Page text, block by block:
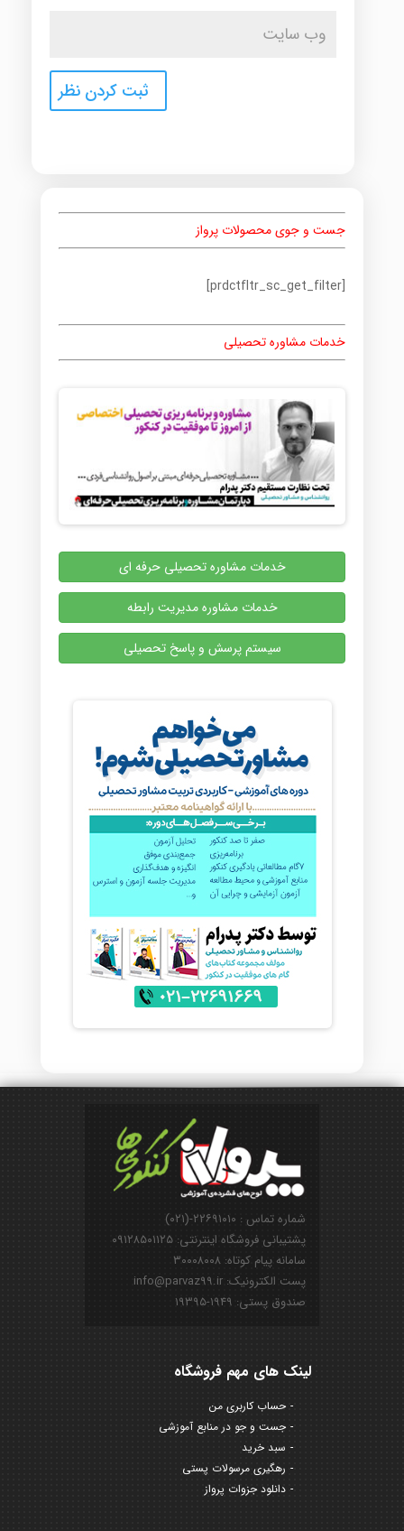
جست و جوی محصولات پرواز
[prdctfltr_sc_get_filter]
خدمات مشاوره تحصیلی
خدمات مشاوره تحصیلی حرفه ای
خدمات مشاوره مدیریت رابطه
سیستم پرسش و پاسخ تحصیلی
شماره تماس : ۲۲۶۹۱۰۱۰-(۰۲۱)
پشتیبانی فروشگاه اینترنتی: ۰۹۱۲۸۵۰۱۱۲۵
سامانه پیام کوتاه: ۳۰۰۰۸۰۰۸
پست الکترونیک: info@parvaz99.ir
صندوق پستی: ۱۹۴۹-۱۹۳۹۵
لینک های مهم فروشگاه
حساب کاربری من
جست و جو در منابع آموزشی
سبد خرید
رهگیری مرسولات پستی
دانلود جزوات پرواز